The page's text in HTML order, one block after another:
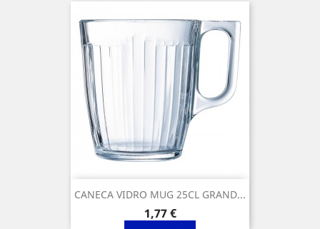
CANECA VIDRO MUG 25CL GRAND...
Preço
1,77 €